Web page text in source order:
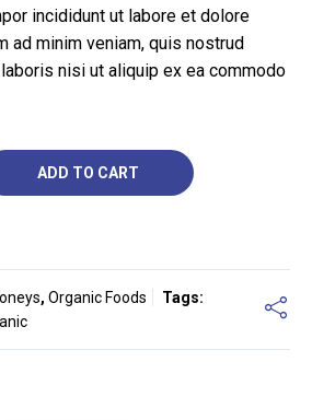
incididunt ut labore et dolore
ad minim veniam, quis nostrud
nisi ut aliquip ex ea commodo
ADD TO CART
, Organic Foods
Tags: